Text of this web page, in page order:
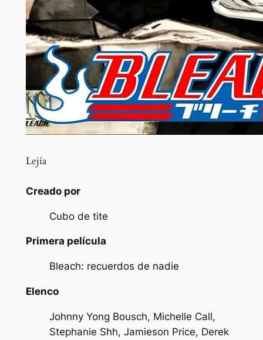
Lejía
Creado por
Cubo de tite
Primera película
Bleach: recuerdos de nadie
Elenco
Johnny Yong Bousch, Michelle Call,
Stephanie Shh, Jamieson Price, Derek